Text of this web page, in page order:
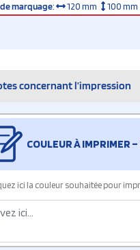
marquage: 120 mm 100 mm
concernant l’impression
COULEUR À IMPRIMER
ici la couleur souhaitée pour